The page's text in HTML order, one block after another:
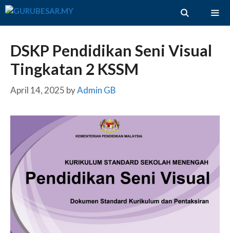
Skip
DSKP Pendidikan Seni Visual
Tingkatan 2 KSSM
April 14, 2025 byAdmin GB